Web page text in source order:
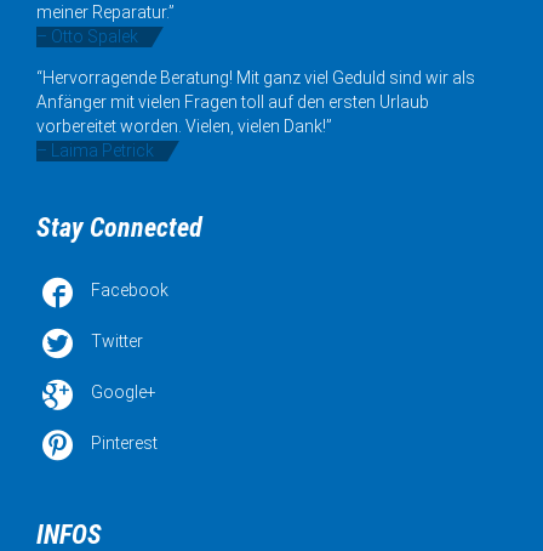
meiner Reparatur.”
– Otto Spalek
“Hervorragende Beratung! Mit ganz viel Geduld sind wir als
Anfänger mit vielen Fragen toll auf den ersten Urlaub
vorbereitet worden. Vielen, vielen Dank!”
– Laima Petrick
Stay Connected
 Facebook
 Twitter
 Google+
 Pinterest
INFOS